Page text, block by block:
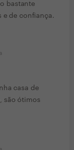
bastante
e de confiança.
casa de
são ótimos